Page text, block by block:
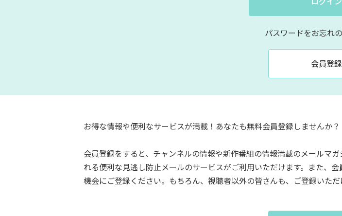
パスワードをお忘れ
会員登録
お得な情報や便利なサービスが満載！あなたも無料会員登録しませんか？
会員登録をすると、チャンネルの情報や新作番組の情報満載のメールマ
れる便利な見逃し防止メールのサービスがご利用いただけます。また、
機会にご登録ください。もちろん、視聴者以外の皆さんも、ご登録いただ